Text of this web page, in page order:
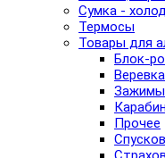
Сумка -
Термосы
Товары для
Блок-
Зажимы
Прочее